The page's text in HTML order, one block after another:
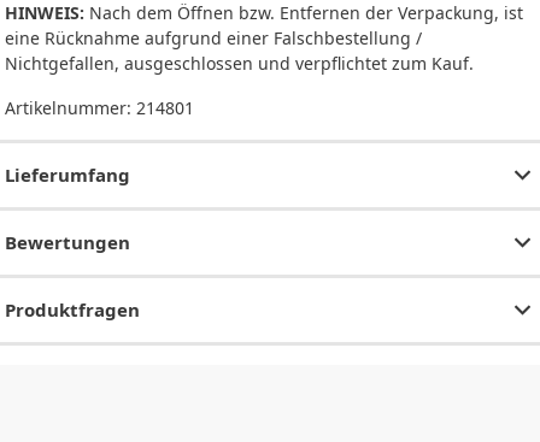
HINWEIS: Nach dem Öffnen bzw. Entfernen der Verpackung, ist
eine Rücknahme aufgrund einer Falschbestellung /
Nichtgefallen, ausgeschlossen und verpflichtet zum Kauf.
Artikelnummer: 214801
Lieferumfang
Bewertungen
Produktfragen